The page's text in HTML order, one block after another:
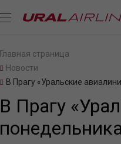
Главная страница
Новости
В Прагу «Уральские
В Прагу